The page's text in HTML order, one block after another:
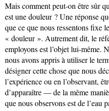
Mais comment peut-on être sûr
est une douleur ? Une réponse
que ce que nous ressentons fixe
« douleur ». Autrement dit, le
employons est l’objet lui-même.
nous avons appris à utiliser le
désigner cette chose que nous
l’expérience ou en l’observant,
d’apparaître — de la même
que nous observons est de l’eau